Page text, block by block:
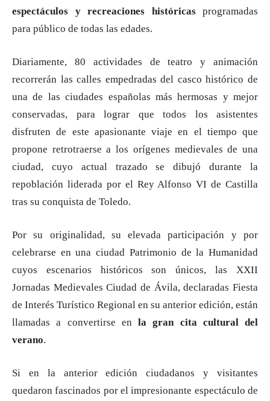
espectáculos y recreaciones históricasprogramadas
para público de todas las edades.
Diariamente, 80 actividades de teatro y animación
recorrerán las calles empedradas del casco histórico de
una de las ciudades españolas más hermosas y mejor
conservadas, para lograr que todos los asistentes
disfruten de este apasionante viaje en el tiempo que
propone retrotraerse a los orígenes medievales de una
ciudad, cuyo actual trazado se dibujó durante la
repoblación liderada por el Rey Alfonso VI de Castilla
tras su conquista de Toledo.
Por su originalidad, su elevada participación y por
celebrarse en una ciudad Patrimonio de la Humanidad
cuyos escenarios históricos son únicos, las XXII
Jornadas Medievales Ciudad de Ávila, declaradas Fiesta
de Interés Turístico Regional en su anterior edición, están
llamadas a convertirse en la gran cita cultural del
verano.
Si en la anterior edición ciudadanos y visitantes
quedaron fascinados por el impresionante espectáculo de